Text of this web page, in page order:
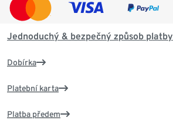
Jednoduchý & bezpečný způsob platby
Dobírka
Platební karta
Platba předem